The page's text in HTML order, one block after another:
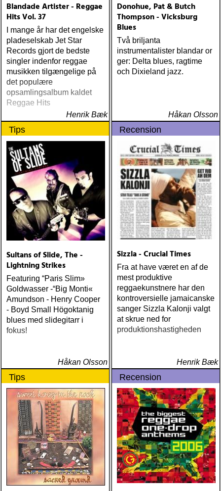
Richard Lindgren Driftwood
(Rootsy) Chip Taylor Block
Out The Sirens Of This
Lonely World (Trainwreck)
Nick Cave & The Bad
Seeds Push The Sky Away
(Bad Seed) Andi Almqvist
Warsaw Holiday (Rootsy)
Townes Van Zandt
Sunshine Boy: The
Unheard Studio Sessions &
Demos 1971-1972
(Omnivore) Naturligtvis
borde alla årets Rootsy-
plattor vara med på listan,
men jag har istället valt att
bara lista de plattor jag
lyssnat på väsentligt mycket
mer än vad tjänsten kräver
Blandade Artister - Reggae
Hits Vol. 37
I mange år har det engelske
pladeselskab Jet Star
Records gjort de bedste
singler indenfor reggae
musikken tilgængelige på
det populære
opsamlingsalbum kaldet
Reggae Hits
Henrik Bæk
Donohue, Pat & Butch
Thompson - Vicksburg
Blues
Två briljanta
instrumentalister blandar or
ger: Delta blues, ragtime
och Dixieland jazz.
Håkan Olsson
Tips
Sultans of Slide, The -
Lightning Strikes
Featuring “Paris Slim»
Goldwasser -“Big Monti«
Amundson - Henry Cooper
- Boyd Small Högoktanig
blues med slidegitarr i
fokus!
Håkan Olsson
Recension
Sizzla - Crucial Times
Fra at have været en af de
mest produktive
reggaekunstnere har den
kontroversielle jamaicanske
sanger Sizzla Kalonji valgt
at skrue ned for
produktionshastigheden
Henrik Bæk
Tips Recension